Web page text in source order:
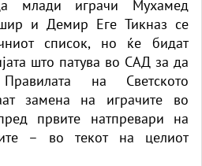
млади играчи Мухамед
и Демир Еге Тикназ се
список, но ќе бидат
што патува во САД за да
на Светското
замена на играчите во
првите натпревари на
– во текот на целиот